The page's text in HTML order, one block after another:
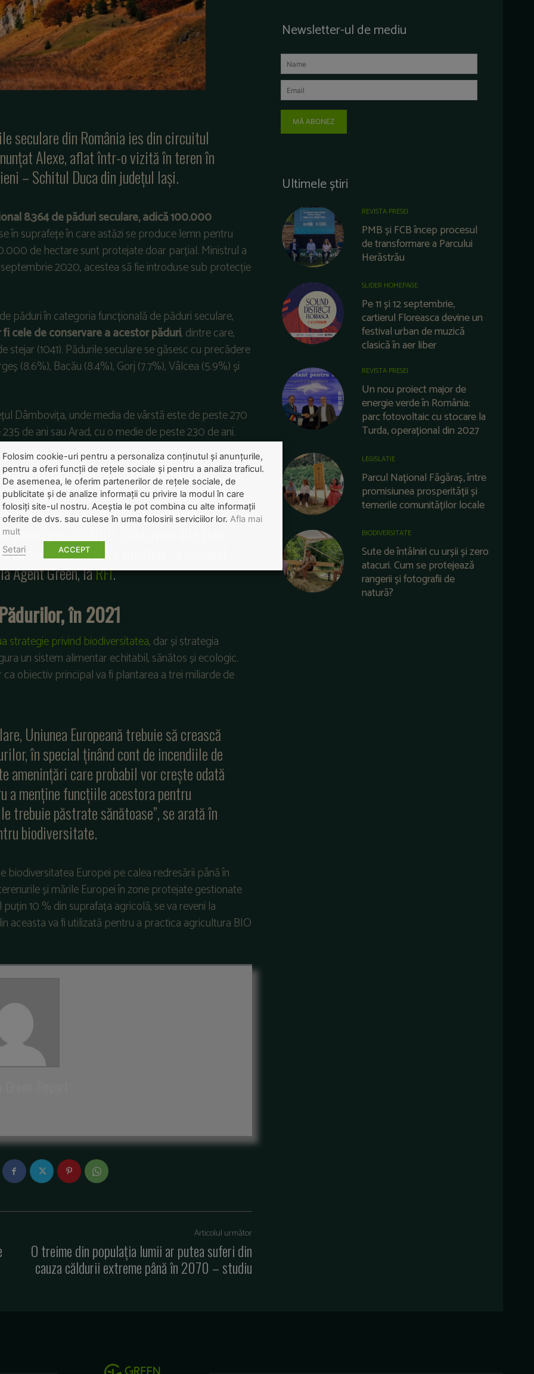
seculare din România ies din circuitul
Alexe, aflat într-o vizită în teren în
– Schitul Duca din județul Iași.
8.364 de păduri seculare, adică 100.000
în suprafețe în care astăzi se produce lemn pentru
de hectare sunt protejate doar parțial. Ministrul a
2020, acestea să fie introduse sub protecție
păduri în categoria funcțională de păduri seculare,
cele de conservare a acestor păduri, dintre care,
stejar (1041). Pădurile seculare se găsesc cu precădere
(8.6%), Bacău (8.4%), Gorj (7.7%), Vâlcea (5.9%) și
Dâmbovița, unde media de vârstă este de peste 270
de ani sau Arad, cu o medie de peste 230 de ani.
prin care cere statelor membre să-și
iar 33% din teritoriul țării să devină arie
că ar trebui să protejăm în România
cu un 38.000, când avem alte sute
anunț foarte puțin ambițios”, a declarat
Agent Green, laRFI.
în 2021
strategie privind biodiversitatea, dar și strategia
un sistem alimentar echitabil, sănătos și ecologic.
obiectiv principal va fi plantarea a trei miliarde de
Uniunea Europeană trebuie să crească
în special ținând cont de incendiile de
amenințări care probabil vor crește odată
a menține funcțiile acestora pentru
trebuie păstrate sănătoase”, se arată în
biodiversitate.
Europei pe calea redresării până în
și mările Europei în zone protejate gestionate
10 % din suprafața agricolă, se va reveni la
aceasta va fi utilizată pentru a practica agricultura BIO
Articolul următor
O treime din populaţia lumii ar putea suferi din
cauza căldurii extreme până în 2070 – studiu
Newsletter-ul de mediu
MĂ ABONEZ
Ultimele știri
REVISTA PRESEI
PMB și FCB încep procesul
de transformare a Parcului
Herăstrău
SLIDER HOMEPAGE
Pe 11 și 12 septembrie,
cartierul Floreasca devine un
festival urban de muzică
clasică în aer liber
REVISTA PRESEI
Un nou proiect major de
energie verde în România:
parc fotovoltaic cu stocare la
Turda, operațional din 2027
LEGISLATIE
Parcul Național Făgăraș, între
promisiunea prosperității și
temerile comunităților locale
BIODIVERSITATE
Sute de întâlniri cu urșii și zero
atacuri. Cum se protejează
rangerii și fotografii de
natură?
Folosim cookie-uri pentru a personaliza conținutul și anunțurile,
pentru a oferi funcții de rețele sociale și pentru a analiza traficul.
De asemenea, le oferim partenerilor de rețele sociale, de
publicitate și de analize informații cu privire la modul în care
folosiți site-ul nostru. Aceștia le pot combina cu alte informații
oferite de dvs. sau culese în urma folosirii serviciilor lor. Afla mai
mult
Setari
ACCEPT